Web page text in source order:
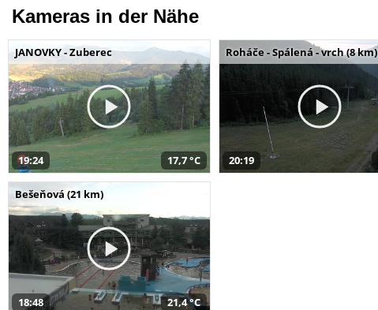
Kameras in der Nähe
JANOVKY - Zuberec
19:24 17,7 °C
Roháče - Spálená - vrch (8 km)
20:19
Bešeňová (21 km)
18:48 21,4 °C